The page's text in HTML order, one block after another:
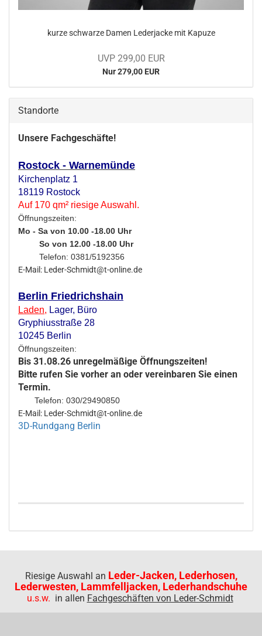
kurze schwar­ze Damen Le­der­ja­cke mit Ka­pu­ze
UVP 299,00 EUR
Nur 279,00 EUR
Standorte
Unsere Fachgeschäfte!
Rostock - Warnemünde
Kirchenplatz 1
18119 Rostock
Auf 170 qm² riesige Auswahl.
Öffnungszeiten:
Mo - Sa von 10.00 -18.00 Uhr
So von 12.00 -18.00 Uhr
Telefon: 0381/5192356
E-Mail: Leder-Schmidt@t-online.de
Berlin Friedrichshain
Laden, Lager, Büro
Gryphiusstraße 28
10245 Berlin
Öffnungszeiten:
Bis 31.08.26 unregelmäßige Öffnungszeiten!
Bitte rufen Sie vorher an oder vereinbaren Sie einen
Termin.
Telefon: 030/29490850
E-Mail: Leder-Schmidt@t-online.de
3D-Rundgang Berlin
Riesige Auswahl an Leder-Jacken, Lederhosen,
Lederwesten, Lammfelljacken, Lederhandschuhe
u.s.w. in allen Fachgeschäften von Leder-Schmidt